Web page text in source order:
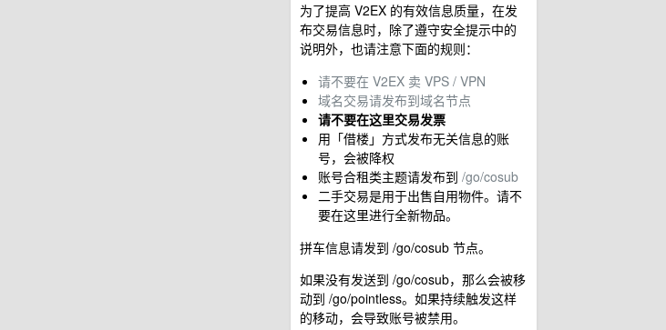
为了提高 V2EX 的有效信息质量，在发
布交易信息时，除了遵守安全提示中的
说明外，也请注意下面的规则：
请不要在 V2EX 卖 VPS / VPN
域名交易请发布到域名节点
请不要在这里交易发票
用「借楼」方式发布无关信息的账
号，会被降权
账号合租类主题请发布到 /go/cosub
二手交易是用于出售自用物件。请不
要在这里进行全新物品。
拼车信息请发到 /go/cosub 节点。
如果没有发送到 /go/cosub，那么会被移
动到 /go/pointless。如果持续触发这样
的移动，会导致账号被禁用。